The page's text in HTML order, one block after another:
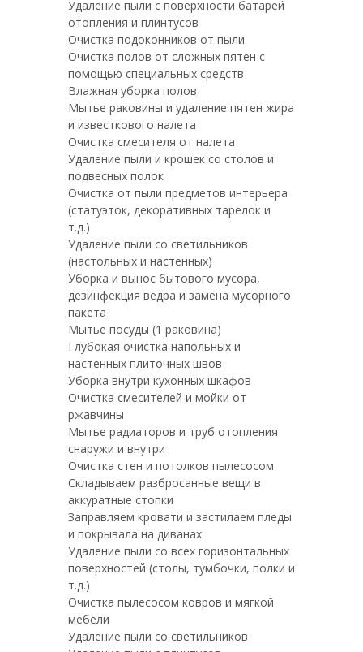
Удаление пыли с поверхности батарей
отопления и плинтусов
Очистка подоконников от пыли
Очистка полов от сложных пятен с
помощью специальных средств
Влажная уборка полов
Мытье раковины и удаление пятен жира
и известкового налета
Очистка смесителя от налета
Удаление пыли и крошек со столов и
подвесных полок
Очистка от пыли предметов интерьера
(статуэток, декоративных тарелок и
т.д.)
Удаление пыли со светильников
(настольных и настенных)
Уборка и вынос бытового мусора,
дезинфекция ведра и замена мусорного
пакета
Мытье посуды (1 раковина)
Глубокая очистка напольных и
настенных плиточных швов
Уборка внутри кухонных шкафов
Очистка смесителей и мойки от
ржавчины
Мытье радиаторов и труб отопления
снаружи и внутри
Очистка стен и потолков пылесосом
Складываем разбросанные вещи в
аккуратные стопки
Заправляем кровати и застилаем пледы
и покрывала на диванах
Удаление пыли со всех горизонтальных
поверхностей (столы, тумбочки, полки и
т.д.)
Очистка пылесосом ковров и мягкой
мебели
Удаление пыли со светильников